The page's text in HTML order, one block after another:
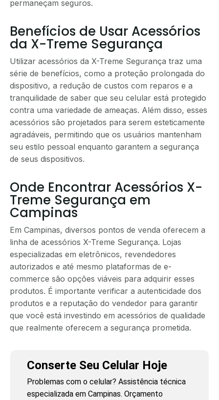
permaneçam seguros.
Benefícios de Usar Acessórios
da X-Treme Segurança
Utilizar acessórios da X-Treme Segurança traz uma
série de benefícios, como a proteção prolongada do
dispositivo, a redução de custos com reparos e a
tranquilidade de saber que seu celular está protegido
contra uma variedade de ameaças. Além disso, esses
acessórios são projetados para serem esteticamente
agradáveis, permitindo que os usuários mantenham
seu estilo pessoal enquanto garantem a segurança
de seus dispositivos.
Onde Encontrar Acessórios X-
Treme Segurança em
Campinas
Em Campinas, diversos pontos de venda oferecem a
linha de acessórios X-Treme Segurança. Lojas
especializadas em eletrônicos, revendedores
autorizados e até mesmo plataformas de e-
commerce são opções viáveis para adquirir esses
produtos. É importante verificar a autenticidade dos
produtos e a reputação do vendedor para garantir
que você está investindo em acessórios de qualidade
que realmente oferecem a segurança prometida.
Conserte Seu Celular Hoje
Problemas com o celular? Assistência técnica
especializada em Campinas. Orçamento